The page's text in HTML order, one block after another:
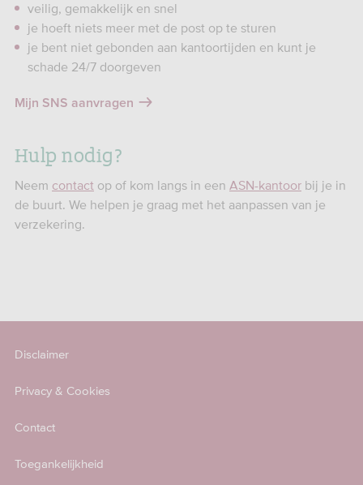
veilig, gemakkelijk en snel
je hoeft niets meer met de post op te sturen
je bent niet gebonden aan kantoortijden en kunt je
schade 24/7 doorgeven
Mijn SNS aanvragen
Hulp nodig?
Neem contact op of kom langs in een ASN-kantoor bij je in
de buurt. We helpen je graag met het aanpassen van je
verzekering.
Disclaimer
Privacy & Cookies
Contact
Toegankelijkheid